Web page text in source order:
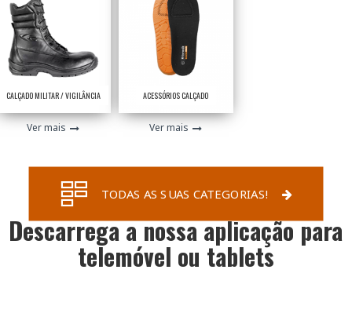
CALÇADO MILITAR / VIGILÂNCIA
Ver mais
ACESSÓRIOS CALÇADO
Ver mais
TODAS AS SUAS CATEGORIAS!
Descarrega a nossa aplicação para
telemóvel ou tablets